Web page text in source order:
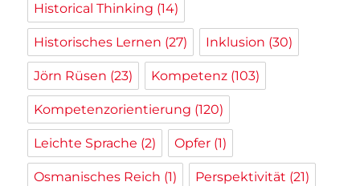
Historical Thinking (14)
Historisches Lernen (27) Inklusion (30)
Jörn Rüsen (23) Kompetenz (103)
Kompetenzorientierung (120)
Leichte Sprache (2) Opfer (1)
Osmanisches Reich (1) Perspektivität (21)